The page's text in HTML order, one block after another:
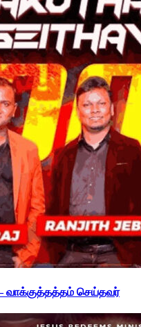
– வாக்குத்தத்தம் செய்தவர்